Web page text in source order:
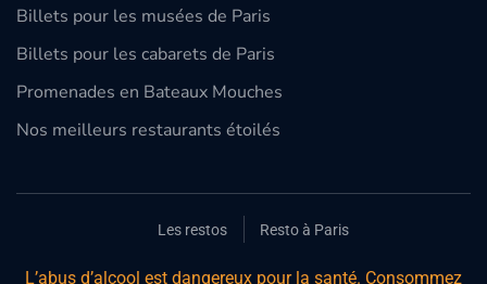
Billets pour les musées de Paris
Billets pour les cabarets de Paris
Promenades en Bateaux Mouches
Nos meilleurs restaurants étoilés
Les restos Resto à Paris
L’abus d’alcool est dangereux pour la santé. Consommez